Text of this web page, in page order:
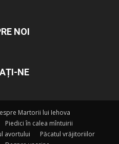
NOI
NE
Martorii lui Iehova
Piedici în calea mîntuirii
avortului
Păcatul vrăjitoriilor